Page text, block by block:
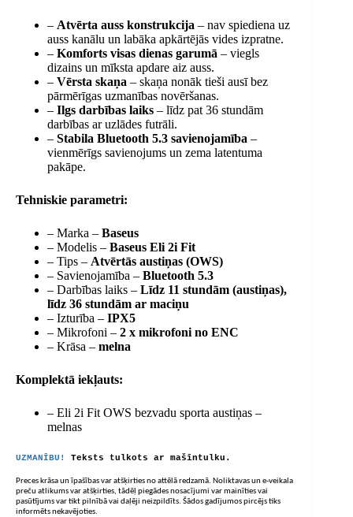
– Atvērta auss konstrukcija – nav spiediena uz
auss kanālu un labāka apkārtējās vides izpratne.
– Komforts visas dienas garumā – viegls
dizains un mīksta apdare aiz auss.
– Vērsta skaņa – skaņa nonāk tieši ausī bez
pārmērīgas uzmanības novēršanas.
– Ilgs darbības laiks – līdz pat 36 stundām
darbības ar uzlādes futrāli.
– Stabila Bluetooth 5.3 savienojamība –
vienmērīgs savienojums un zema latentuma
pakāpe.
Tehniskie parametri:
– Marka – Baseus
– Modelis – Baseus Eli 2i Fit
– Tips – Atvērtās austiņas (OWS)
– Savienojamība – Bluetooth 5.3
– Darbības laiks – Līdz 11 stundām (austiņas),
līdz 36 stundām ar maciņu
– Izturība – IPX5
– Mikrofoni – 2 x mikrofoni no ENC
– Krāsa – melna
Komplektā iekļauts:
– Eli 2i Fit OWS bezvadu sporta austiņas –
melnas
UZMANĪBU! Teksts tulkots ar mašīntulku.
Preces krāsa un īpašības var atšķirties no attēlā redzamā. Noliktavas un e-veikala
preču atlikums var atšķirties, tādēļ piegādes nosacījumi var mainīties vai
pasūtījums var tikt pilnībā vai daļēji neizpildīts. Šādos gadījumos pircējs tiks
informēts nekavējoties.